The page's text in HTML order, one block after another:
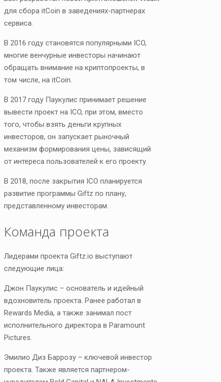
для сбора itCoin в заведениях-партнерах
сервиса.
В 2016 году становятся популярными ICO,
многие венчурные инвесторы начинают
обращать внимание на криптопроекты, в
том числе, на itCoin.
В 2017 году Паукулис принимает решение
вывести проект на ICO, при этом, вместо
того, чтобы взять деньги крупных
инвесторов, он запускает рыночный
механизм формирования цены, зависящий
от интереса пользователей к его проекту.
В 2018, после закрытия ICO планируется
развитие программы Giftz по плану,
представленному инвесторам.
Команда проекта
Лидерами проекта Giftz.io выступают
следующие лица:
Джон Паукулис – основатель и идейный
вдохновитель проекта. Ранее работал в
Rewards Media, а также занимал пост
исполнительного директора в Paramount
Pictures.
Эмилио Диз Баррозу – ключевой инвестор
проекта. Также является партнером-